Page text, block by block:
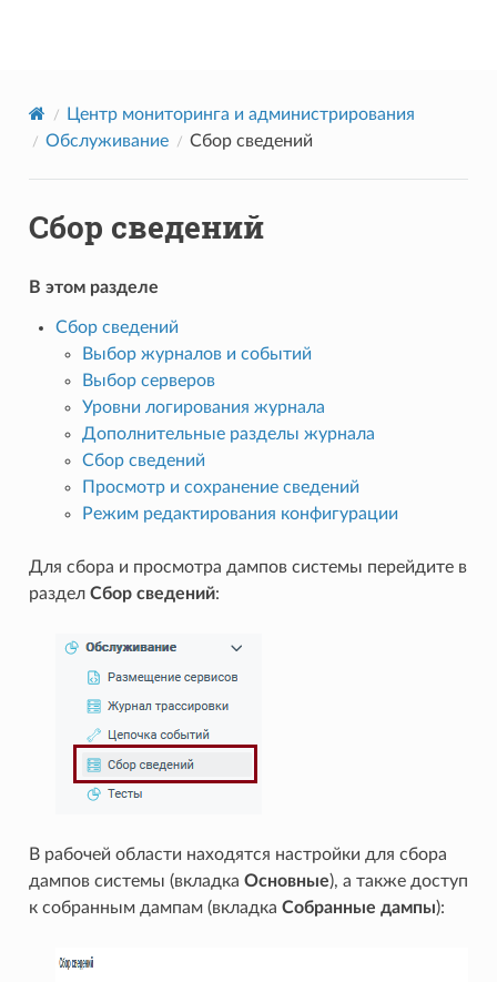
Центр мониторинга и администрирования
Обслуживание
Сбор сведений
Сбор сведений
В этом разделе
Сбор сведений
Выбор журналов и событий
Выбор серверов
Уровни логирования журнала
Дополнительные разделы журнала
Сбор сведений
Просмотр и сохранение сведений
Режим редактирования конфигурации
Для сбора и просмотра дампов системы перейдите в
раздел Сбор сведений:
В рабочей области находятся настройки для сбора
дампов системы (вкладка Основные), а также доступ
к собранным дампам (вкладка Собранные дампы):